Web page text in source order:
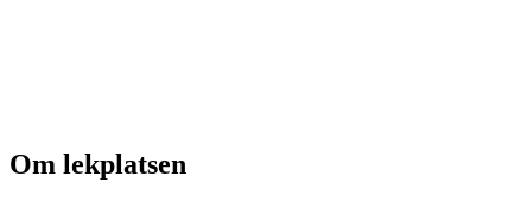
Om lekplatsen